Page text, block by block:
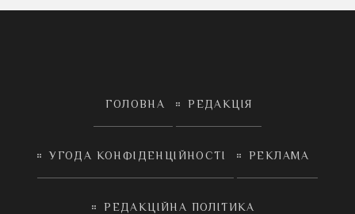
ГОЛОВНА РЕДАКЦІЯ
УГОДА КОНФІДЕНЦІЙНОСТІ РЕКЛАМА
РЕДАКЦІЙНА ПОЛІТИКА